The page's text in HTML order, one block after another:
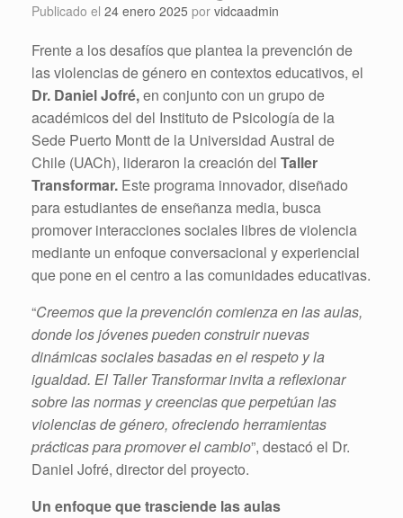
Publicado el 24 enero 2025 por vidcaadmin
Frente a los desafíos que plantea la prevención de
las violencias de género en contextos educativos, el
Dr. Daniel Jofré,en conjunto con un grupo de
académicos del del Instituto de Psicología de la
Sede Puerto Montt de la Universidad Austral de
Chile (UACh), lideraron la creación del Taller
Transformar. Este programa innovador, diseñado
para estudiantes de enseñanza media, busca
promover interacciones sociales libres de violencia
mediante un enfoque conversacional y experiencial
que pone en el centro a las comunidades educativas.
“Creemos que la prevención comienza en las aulas,
donde los jóvenes pueden construir nuevas
dinámicas sociales basadas en el respeto y la
igualdad. El Taller Transformar invita a reflexionar
sobre las normas y creencias que perpetúan las
violencias de género, ofreciendo herramientas
prácticas para promover el cambio”, destacó el Dr.
Daniel Jofré, director del proyecto.
Un enfoque que trasciende las aulas